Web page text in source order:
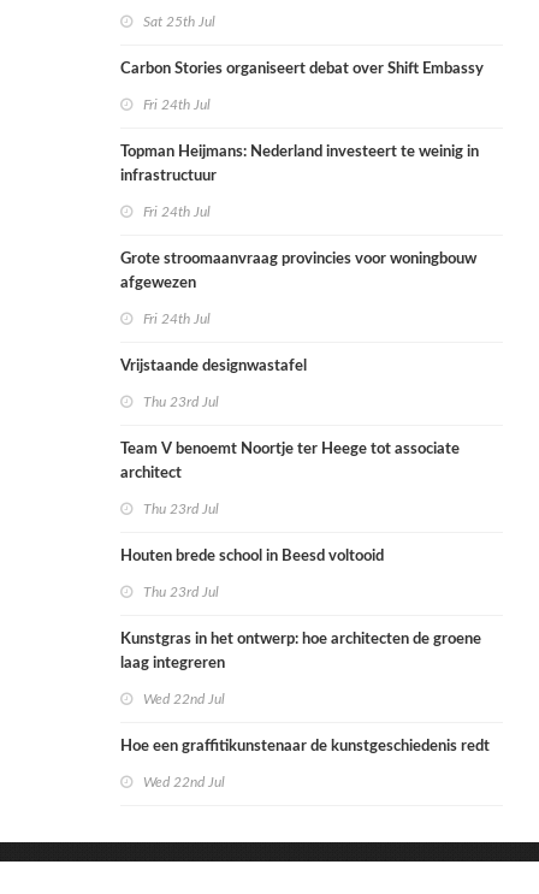
Sat 25th Jul
Carbon Stories organiseert debat over Shift Embassy
Fri 24th Jul
Topman Heijmans: Nederland investeert te weinig in
infrastructuur
Fri 24th Jul
Grote stroomaanvraag provincies voor woningbouw
afgewezen
Fri 24th Jul
Vrijstaande designwastafel
Thu 23rd Jul
Team V benoemt Noortje ter Heege tot associate
architect
Thu 23rd Jul
Houten brede school in Beesd voltooid
Thu 23rd Jul
Kunstgras in het ontwerp: hoe architecten de groene
laag integreren
Wed 22nd Jul
Hoe een graffitikunstenaar de kunstgeschiedenis redt
Wed 22nd Jul